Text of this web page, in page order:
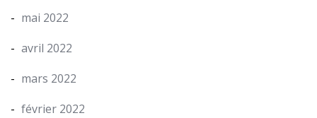
mai 2022
avril 2022
mars 2022
février 2022